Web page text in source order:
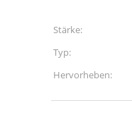
Stärke:
Typ:
Hervorheben: